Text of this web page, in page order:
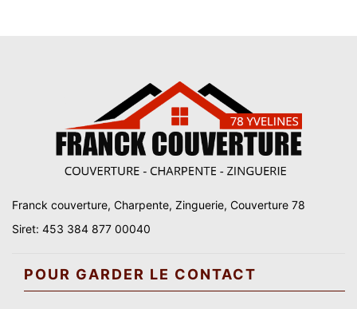
Franck couverture, Charpente, Zinguerie, Couverture 78
Siret: 453 384 877 00040
POUR GARDER LE CONTACT